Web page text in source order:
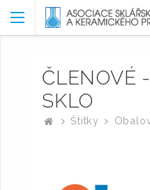
ČLENOVÉ
SKLO
Štítky